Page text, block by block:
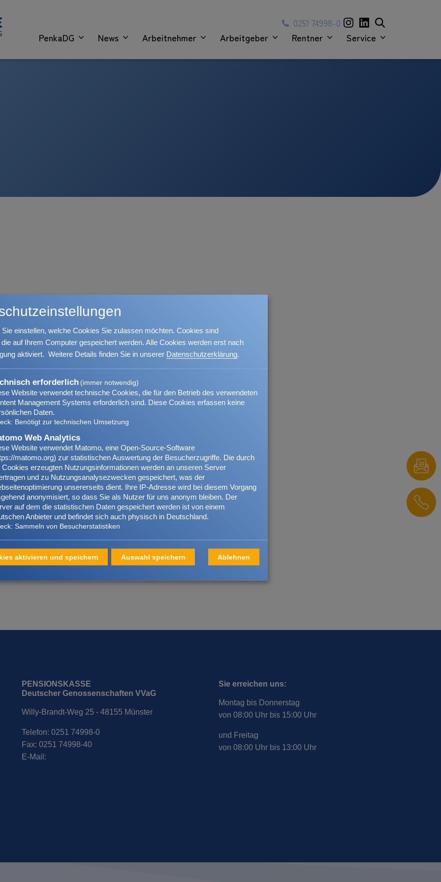
0251 74998-0
PenkaDG
News Arbeitnehmer Arbeitgeber Rentner Service
VVaG
Sie erreichen uns unter unserer Service-
Rufnummer 0251 74 998 0 oder per Email an
bearbeiten Ihre Anfrage zeitnah und melden uns
Sie möchten etwas am Pensionskassen-
Vertragsverwaltung? Entsprechende Formulare,
Merkblätter und Versicherungsbedingungen finden
Sie in unseremService-Bereich
PENSIONSKASSE
Deutscher Genossenschaften VVaG
Willy-Brandt-Weg 25 - 48155 Münster
Telefon: 0251 74998-0
Fax: 0251 74998-40
E-Mail:
Sie erreichen uns:
Montag bis Donnerstag
von 08:00 Uhr bis 15:00 Uhr
und Freitag
von 08:00 Uhr bis 13:00 Uhr
Sie einstellen, welche Cookies Sie zulassen möchten. Cookies sind
die auf Ihrem Computer gespeichert werden. Alle Cookies werden erst nach
aktiviert.
Weitere Details finden Sie in unserer Datenschutzerklärung
erforderlich (immer notwendig)
Website verwendet technische Cookies, die für den Betrieb des verwendeten
Management Systems erforderlich sind. Diese Cookies erfassen keine
Daten.
: Benötigt zur technischen Umsetzung
Web Analytics
Website verwendet Matomo, eine Open-Source-Software
matomo.org) zur statistischen Auswertung der Besucherzugriffe. Die durch
Cookies erzeugten Nutzungsinformationen werden an unseren Server
und zu Nutzungsanalysezwecken gespeichert, was der
unsererseits dient. Ihre IP-Adresse wird bei diesem Vorgang
anonymisiert, so dass Sie als Nutzer für uns anonym bleiben. Der
auf dem die statistischen Daten gespeichert werden ist von einem
Anbieter und befindet sich auch physisch in Deutschland.
: Sammeln von Besucherstatistiken
aktivieren und speichern Auswahl speichern Ablehnen